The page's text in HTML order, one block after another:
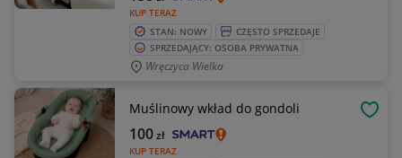
KUP TERAZ
STAN: NOWY
CZĘSTO SPRZEDAJE
SPRZEDAJĄCY: OSOBA PRYWATNA
Wręczyca Wielka
Muślinowy wkład do gondoli
KUP TERAZ
100zł